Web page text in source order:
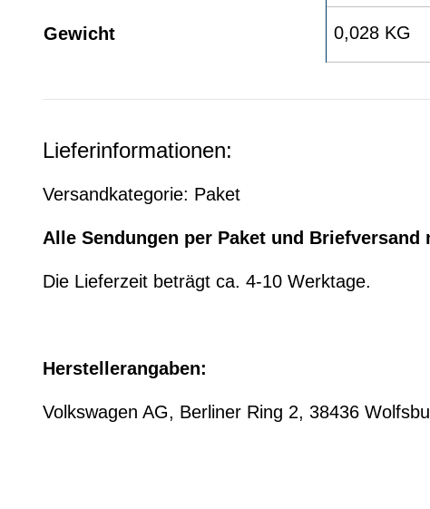
Gewicht 0,028 KG
Lieferinformationen:
Versandkategorie: Paket
Alle Sendungen per Paket und
Die Lieferzeit beträgt ca. 4-10 Werktage.
Herstellerangaben:
Volkswagen AG, Berliner Ring 2, 38436